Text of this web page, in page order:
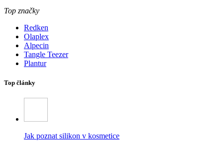
Top značky
Redken
Olaplex
Alpecin
Tangle Teezer
Plantur
Top články
Jak poznat silikon v kosmetice